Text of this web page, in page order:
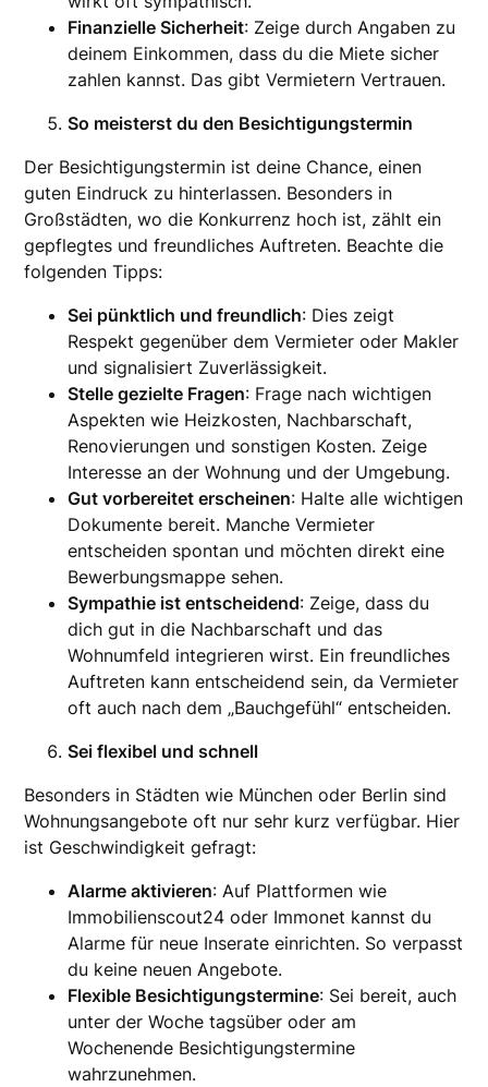
Finanzielle Sicherheit: Zeige durch Angaben zu
deinem Einkommen, dass du die Miete sicher
zahlen kannst. Das gibt Vermietern Vertrauen.
So meisterst du den Besichtigungstermin
Der Besichtigungstermin ist deine Chance, einen
guten Eindruck zu hinterlassen. Besonders in
Großstädten, wo die Konkurrenz hoch ist, zählt ein
gepflegtes und freundliches Auftreten. Beachte die
folgenden Tipps:
Sei pünktlich und freundlich: Dies zeigt
Respekt gegenüber dem Vermieter oder Makler
und signalisiert Zuverlässigkeit.
Stelle gezielte Fragen: Frage nach wichtigen
Aspekten wie Heizkosten, Nachbarschaft,
Renovierungen und sonstigen Kosten. Zeige
Interesse an der Wohnung und der Umgebung.
Gut vorbereitet erscheinen: Halte alle wichtigen
Dokumente bereit. Manche Vermieter
entscheiden spontan und möchten direkt eine
Bewerbungsmappe sehen.
Sympathie ist entscheidend: Zeige, dass du
dich gut in die Nachbarschaft und das
Wohnumfeld integrieren wirst. Ein freundliches
Auftreten kann entscheidend sein, da Vermieter
oft auch nach dem „Bauchgefühl“ entscheiden.
Sei flexibel und schnell
Besonders in Städten wie München oder Berlin sind
Wohnungsangebote oft nur sehr kurz verfügbar. Hier
ist Geschwindigkeit gefragt:
Alarme aktivieren: Auf Plattformen wie
Immobilienscout24 oder Immonet kannst du
Alarme für neue Inserate einrichten. So verpasst
du keine neuen Angebote.
Flexible Besichtigungstermine: Sei bereit, auch
unter der Woche tagsüber oder am
Wochenende Besichtigungstermine
wahrzunehmen.